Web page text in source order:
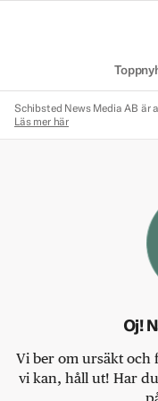
Schibsted News Media AB är
Läs mer här
Oj!
Vi ber om ursäkt och
vi kan, håll ut! Har